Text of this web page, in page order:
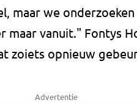
maar we
maar vanuit." Fontys
zoiets opnieuw
Advertentie